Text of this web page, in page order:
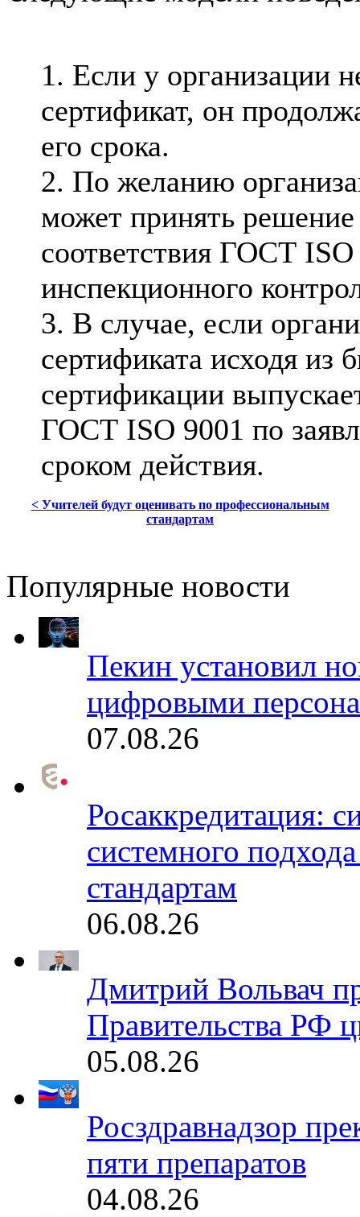
1. Если у организации
сертификат, он
его срока.
2. По желанию
может принять
соответствия ГОСТ ISO
инспекционного
3. В случае, если
сертификата исходя из
сертификации
ГОСТ ISO 9001 по
сроком действия.
< Учителей будут оценивать по профессиональным
стандартам
Популярные новости
Пекин установил
цифровыми
07.08.26
Росаккредитация:
системного
стандартам
06.08.26
Дмитрий Вольвач
Правительства РФ
05.08.26
Росздравнадзор
пяти препаратов
04.08.26